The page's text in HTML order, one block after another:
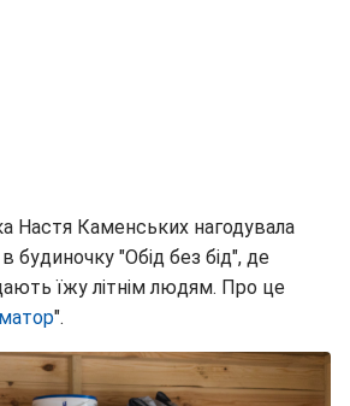
Настя Каменських нагодувала
будиночку "Обід без бід", де
їжу літнім людям. Про це
".